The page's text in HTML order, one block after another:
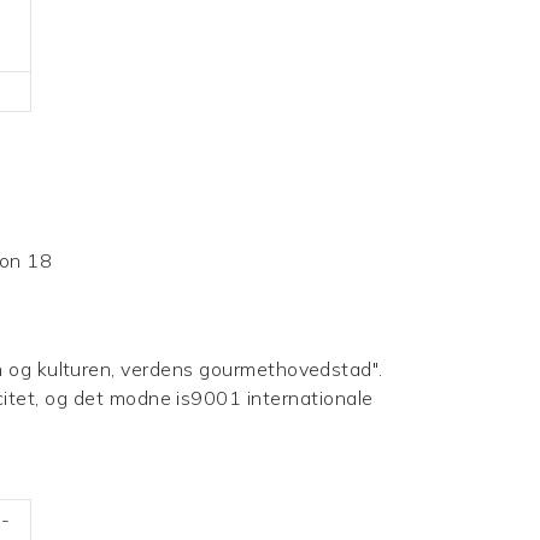
kulturen, verdens gourmethovedstad".
og det modne is9001 internationale